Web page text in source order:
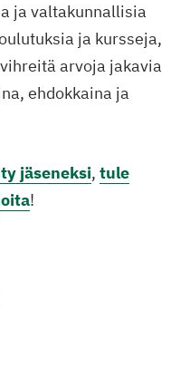
ja valtakunnallisia
ja kursseja,
arvoja jakavia
ehdokkaina ja
jäseneksi, tule
!